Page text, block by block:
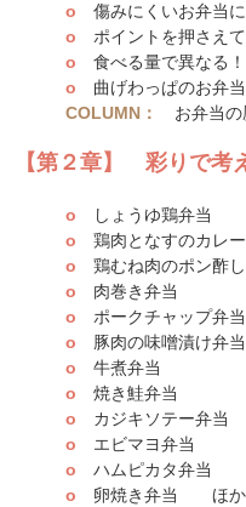
o 傷みにくいお弁当
o ポイントを押さえ
o 食べる量で異なる
o 曲げわっぱのお弁
COLUMN：
お弁当の
【第２章】 彩りで考
o しょうゆ鶏弁当
o 鶏肉となすのカレ
o 鶏むね肉のポン酢
o 肉巻き弁当
o ポークチャップ弁当
o 豚肉の味噌漬け弁当
o 牛煮弁当
o 焼き鮭弁当
o カジキソテー弁当
o エビマヨ弁当
o ハムピカタ弁当
o 卵焼き弁当 ほか